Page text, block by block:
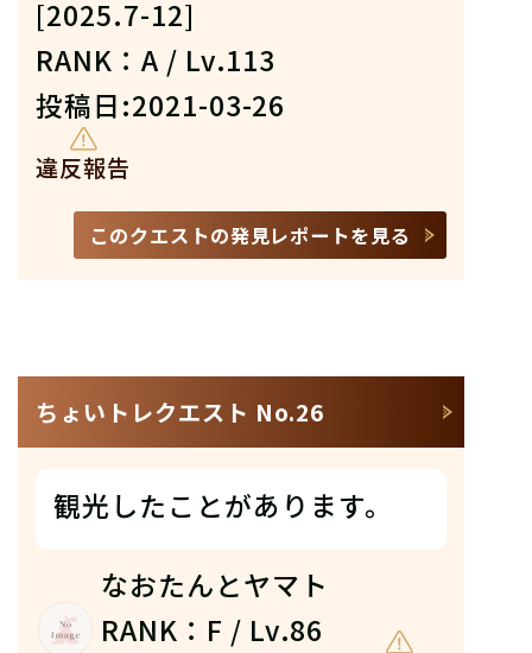
[2025.7-12]
RANK：A / Lv.113
投稿日:2021-03-26
違反報告
このクエストの発見レポートを見る
ちょいトレクエスト No.26
観光したことがあります。
なおたんとヤマト
RANK：F / Lv.86